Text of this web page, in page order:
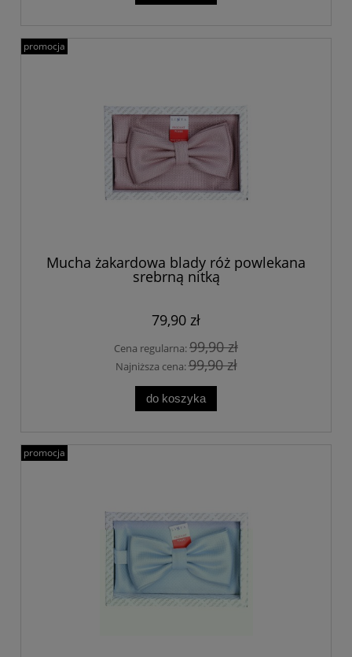
Mucha żakardowa blady róż powlekana
srebrną nitką
79,90 zł
Cena regularna:99,90 zł
Najniższa cena:99,90 zł
do koszyka
promocja
promocja